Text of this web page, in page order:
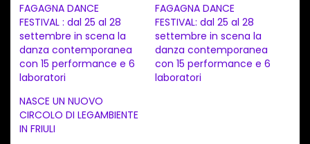
a
m
e
n
t
o
i
FAGAGNA DANCE
FESTIVAL : dal 25 al 28
settembre in scena la
danza contemporanea
con 15 performance e 6
laboratori
FAGAGNA DANCE
FESTIVAL: dal 25 al 28
settembre in scena la
danza contemporanea
con 15 performance e 6
laboratori
NASCE UN NUOVO
CIRCOLO DI LEGAMBIENTE
IN FRIULI